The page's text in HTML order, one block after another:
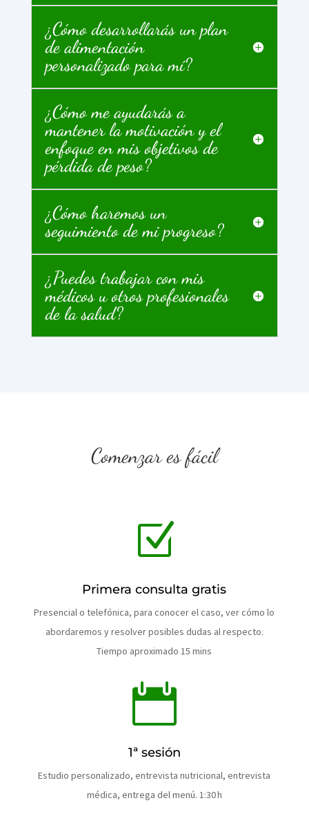
¿Cómo desarrollarás un plan
de alimentación
personalizado para mí?
¿Cómo me ayudarás a
mantener la motivación y el
enfoque en mis objetivos de
pérdida de peso?
¿Cómo haremos un
seguimiento de mi progreso?
¿Puedes trabajar con mis
médicos u otros profesionales
de la salud?
Comenzar es fácil
Z
Primera consulta gratis
Presencial o telefónica, para conocer el caso, ver cómo lo
abordaremos y resolver posibles dudas al respecto.
Tiempo aproximado 15 mins

1ª sesión
Estudio personalizado, entrevista nutricional, entrevista
médica, entrega del menú. 1:30 h